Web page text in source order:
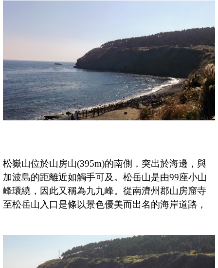
松嶽山位於山房山(395m)的南側，突出於海邊，與
加波島的距離近如觸手可及。松岳山是由99座小山
峰環繞，因此又稱為九九峰。從南濟州郡山房窟寺
至松岳山入口是條以景色優美而出名的海岸道路，